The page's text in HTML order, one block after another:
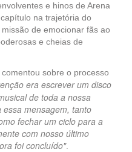
e hinos de Arena
na trajetória do
de emocionar fãs ao
e cheias de
comentou sobre o processo
era escrever um disco
de toda a nossa
mensagem, tanto
fechar um ciclo para a
com nosso último
foi concluído".